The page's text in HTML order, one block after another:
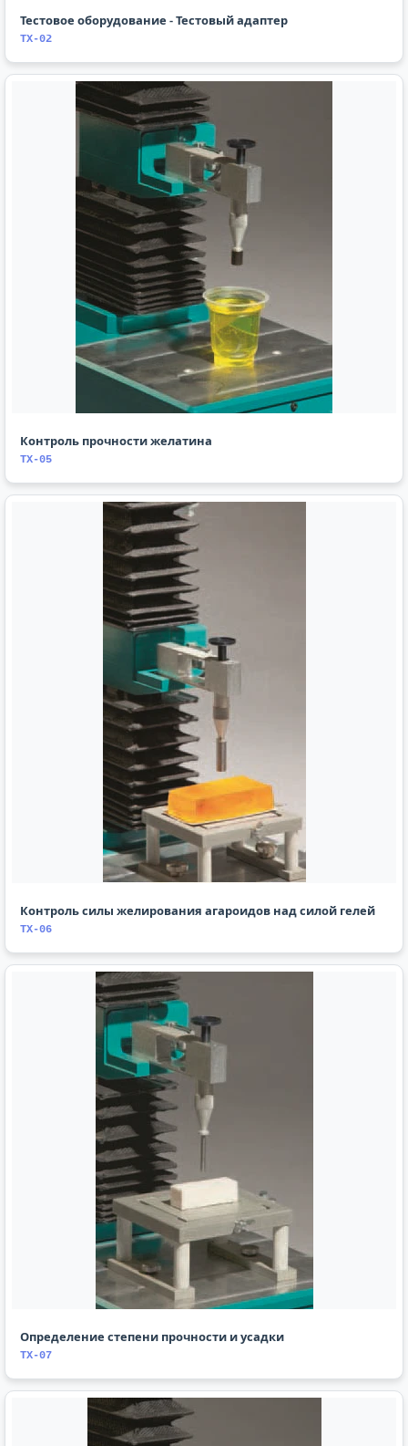
Тестовое оборудование - Тестовый адаптер
TX-02
Контроль прочности желатина
TX-05
Контроль силы желирования агароидов над силой гелей
TX-06
Определение степени прочности и усадки
TX-07